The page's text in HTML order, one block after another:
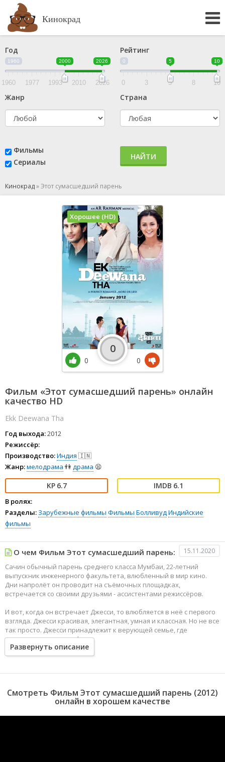
Кинокрад
Год
1960 2000 2026
1960 1977 1993 2010 2026
Рейтинг
0 5 10
0 3 5 8 10
Жанр Страна
Фильмы
Сериалы
НАЙТИ
Кинокрад»Этот сумасшедший парень
Фильм «Этот сумасшедший парень» онлайн
качество HD
Ekk Deewana Tha
Год выхода:2012
Режиссёр:
Производство:Индия 🇮🇳
Жанр:мелодрама 👫 драма 😫
6.7 6.1
В ролях:
Разделы: Зарубежные фильмы Фильмы Болливуд Индийские
фильмы
Хорошее (HD)
0
0
0
О чем Фильм Этот сумасшедший парень: 15.11.2020
Сачин обычный парень среднего класса Мумбаи, 22-летний
выпускник инженерного факультета, влюбленный в мир кино.
Дни напролёт он проводит на съёмочных площадках,
встречается со своими друзьями - ассистентами режиссёров.
И вот, когда он встречает Джесси, то влюбляется в неё с первого
взгляда. Джесси красивая, элегантная, умная и классная. Но не все
так просто. Джесси принадлежит к верующей семье, где
запрещено смотреть фильмы, ходить на вечеринки и
влюбляться.
Развернуть описание
Смотреть Фильм Этот сумасшедший парень (2012)
онлайн в хорошем качестве